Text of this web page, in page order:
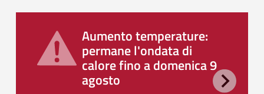
Aumento temperature:
permane l'ondata di
calore fino a domenica 9
agosto